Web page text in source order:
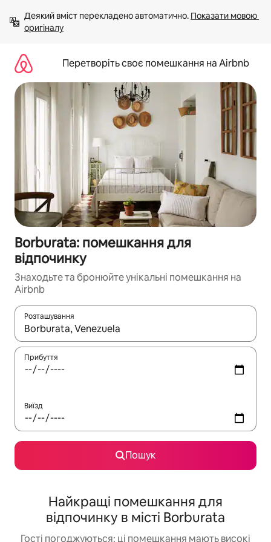
вмісту
Деякий вміст перекладено автоматично. Показати мовою
оригіналу
Перетворіть своє помешкання на Airbnb
Borburata: помешкання для
відпочинку
Знаходьте та бронюйте унікальні помешкання на
Airbnb
Розташування
Отримавши результати пошуку, використовуйте для
Прибуття
Виїзд
Пошук
Найкращі помешкання для
відпочинку в місті Borburata
Гості погоджуються: ці помешкання мають високі